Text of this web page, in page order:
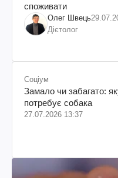
споживати
Олег Швець
Дієтолог
Соціум
Замало чи забагато:
потребує собака
27.07.2026 13:37